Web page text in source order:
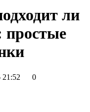
ли
простые
21:52
0